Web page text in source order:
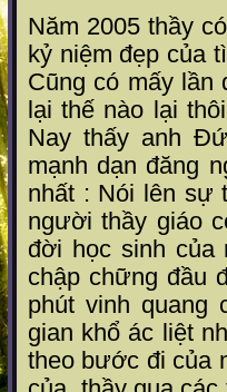
Năm 2005 thầy
kỷ niệm đẹp của
Cũng có mấy lần
lại thế nào lại
Nay thấy anh
mạnh dạn đăng
nhất : Nói lên sự
người thầy giáo
đời học sinh
chập chững đầu
phút vinh quang
gian khổ ác liệt
theo bước đi của